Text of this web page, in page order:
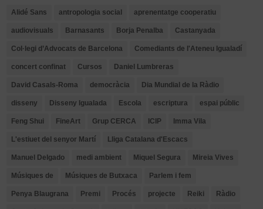
Alidé Sans antropologia social aprenentatge cooperatiu
audiovisuals Barnasants Borja Penalba Castanyada
Col·legi d’Advocats de Barcelona Comediants de l'Ateneu Igualadí
concert confinat Cursos Daniel Lumbreras
David Casals-Roma democràcia Dia Mundial de la Ràdio
disseny Disseny Igualada Escola escriptura espai públic
Feng Shui FineArt Grup CERCA ICIP Imma Vila
L'estiuet del senyor Martí Lliga Catalana d'Escacs
Manuel Delgado medi ambient Miquel Segura Mireia Vives
Músiques de Músiques de Butxaca Parlem i fem
Penya Blaugrana Premi Procés projecte Reiki Ràdio